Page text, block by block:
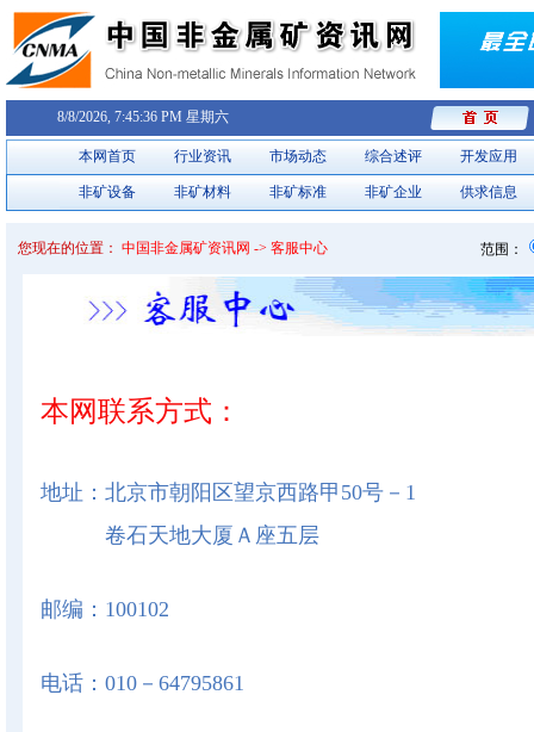
8/8/2026, 7:45:37 PM 星期六
本网首页 行业资讯 市场动态 综合述评 开发应用
非矿设备 非矿材料 非矿标准 非矿企业 供求信息
您现在的位置： 中国非金属矿资讯网 -> 客服中心 范围：
本网联系方式：
地址：北京市朝阳区望京西路甲50号－1
卷石天地大厦Ａ座五层
邮编：100102
电话：010－64795861